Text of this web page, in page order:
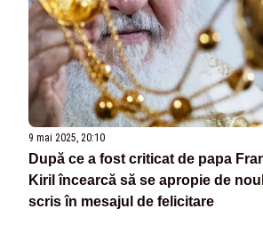
9 mai 2025, 20:10
După ce a fost criticat de papa
Kiril încearcă să se apropie de
scris în mesajul de felicitare